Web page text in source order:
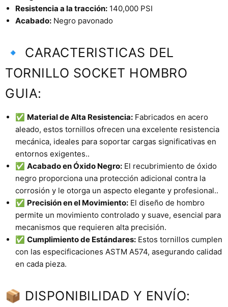
Resistencia a la tracción: 140,000 PSI
Acabado: Negro pavonado
🔹 CARACTERISTICAS DEL
TORNILLO SOCKET HOMBRO
GUIA:
✅ Material de Alta Resistencia: Fabricados en acero
aleado, estos tornillos ofrecen una excelente resistencia
mecánica, ideales para soportar cargas significativas en
entornos exigentes..
✅ Acabado en Óxido Negro: El recubrimiento de óxido
negro proporciona una protección adicional contra la
corrosión y le otorga un aspecto elegante y profesional..
✅ Precisión en el Movimiento: El diseño de hombro
permite un movimiento controlado y suave, esencial para
mecanismos que requieren alta precisión.
✅ Cumplimiento de Estándares: Estos tornillos cumplen
con las especificaciones ASTM A574, asegurando calidad
en cada pieza.
📦 DISPONIBILIDAD Y ENVÍO: